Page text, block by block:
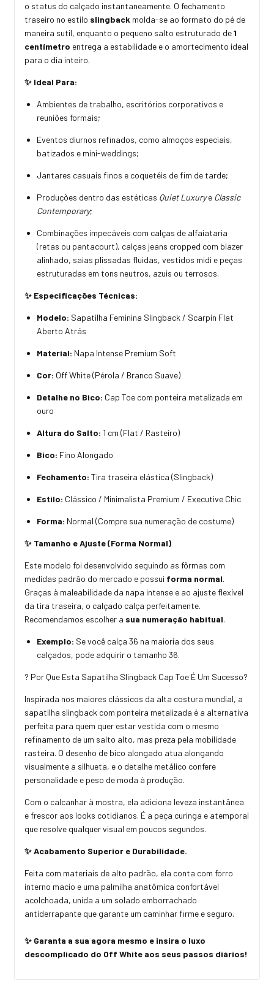
o status do calçado instantaneamente. O fechamento
traseiro no estilo slingback molda-se ao formato do pé de
maneira sutil, enquanto o pequeno salto estruturado de1
centímetro entrega a estabilidade e o amortecimento ideal
para o dia inteiro.
✨ Ideal Para:
Ambientes de trabalho, escritórios corporativos e
reuniões formais;
Eventos diurnos refinados, como almoços especiais,
batizados e mini-weddings;
Jantares casuais finos e coquetéis de fim de tarde;
Produções dentro das estéticas Quiet Luxurye Classic
Contemporary;
Combinações impecáveis com calças de alfaiataria
(retas ou pantacourt), calças jeans cropped com blazer
alinhado, saias plissadas fluidas, vestidos midi e peças
estruturadas em tons neutros, azuis ou terrosos.
✨ Especificações Técnicas:
Modelo: Sapatilha Feminina Slingback / Scarpin Flat
Aberto Atrás
Material: Napa Intense Premium Soft
Cor: Off White (Pérola / Branco Suave)
Detalhe no Bico: Cap Toe com ponteira metalizada em
ouro
Altura do Salto: 1 cm (Flat / Rasteiro)
Bico: Fino Alongado
Fechamento: Tira traseira elástica (Slingback)
Estilo: Clássico / Minimalista Premium / Executive Chic
Forma: Normal (Compre sua numeração de costume)
✨ Tamanho e Ajuste (Forma Normal)
Este modelo foi desenvolvido seguindo as fôrmas com
medidas padrão do mercado e possui forma normal.
Graças à maleabilidade da napa intense e ao ajuste flexível
da tira traseira, o calçado calça perfeitamente.
Recomendamos escolher a sua numeração habitual.
Exemplo: Se você calça 36 na maioria dos seus
calçados, pode adquirir o tamanho 36.
? Por Que Esta Sapatilha Slingback Cap Toe É Um Sucesso?
Inspirada nos maiores clássicos da alta costura mundial, a
sapatilha slingback com ponteira metalizada é a alternativa
perfeita para quem quer estar vestida com o mesmo
refinamento de um salto alto, mas preza pela mobilidade
rasteira. O desenho de bico alongado atua alongando
visualmente a silhueta, e o detalhe metálico confere
personalidade e peso de moda à produção.
Com o calcanhar à mostra, ela adiciona leveza instantânea
e frescor aos looks cotidianos. É a peça curinga e atemporal
que resolve qualquer visual em poucos segundos.
✨ Acabamento Superior e Durabilidade.
Feita com materiais de alto padrão, ela conta com forro
interno macio e uma palmilha anatômica confortável
acolchoada, unida a um solado emborrachado
antiderrapante que garante um caminhar firme e seguro.
✨ Garanta a sua agora mesmo e insira o luxo
descomplicado do Off White aos seus passos diários!